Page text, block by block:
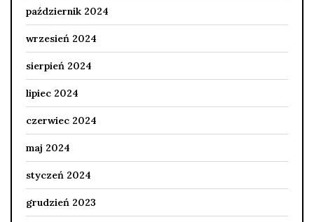
październik 2024
wrzesień 2024
sierpień 2024
lipiec 2024
czerwiec 2024
maj 2024
styczeń 2024
grudzień 2023